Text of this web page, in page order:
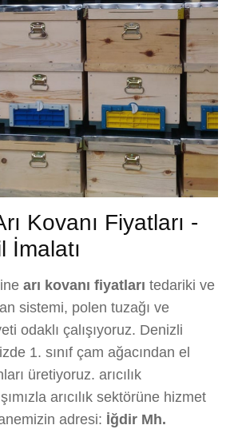
Kovanı Fiyatları -
İmalatı
arı kovanı fiyatları tedariki ve
sistemi, polen tuzağı ve
odaklı çalışıyoruz. Denizli
1. sınıf çam ağacından el
üretiyoruz. arıcılık
arıcılık sektörüne hizmet
adresi: İğdir Mh.